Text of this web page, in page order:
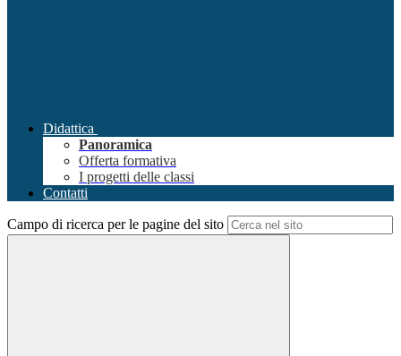
Didattica
Panoramica
Offerta formativa
I progetti delle classi
Contatti
Campo di ricerca per le pagine del sito